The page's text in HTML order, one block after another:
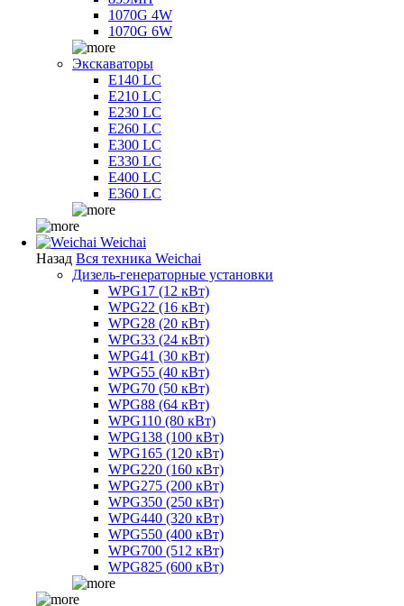
1070G 4W
1070G 6W
Экскаваторы
E140 LC
E210 LC
E230 LC
E260 LC
E300 LC
E330 LC
E400 LC
E360 LC
Weichai
Назад Вся техника Weichai
Дизель-генераторные установки
WPG17 (12 кВт)
WPG22 (16 кВт)
WPG28 (20 кВт)
WPG33 (24 кВт)
WPG41 (30 кВт)
WPG55 (40 кВт)
WPG70 (50 кВт)
WPG88 (64 кВт)
WPG110 (80 кВт)
WPG138 (100 кВт)
WPG165 (120 кВт)
WPG220 (160 кВт)
WPG275 (200 кВт)
WPG350 (250 кВт)
WPG440 (320 кВт)
WPG550 (400 кВт)
WPG700 (512 кВт)
WPG825 (600 кВт)